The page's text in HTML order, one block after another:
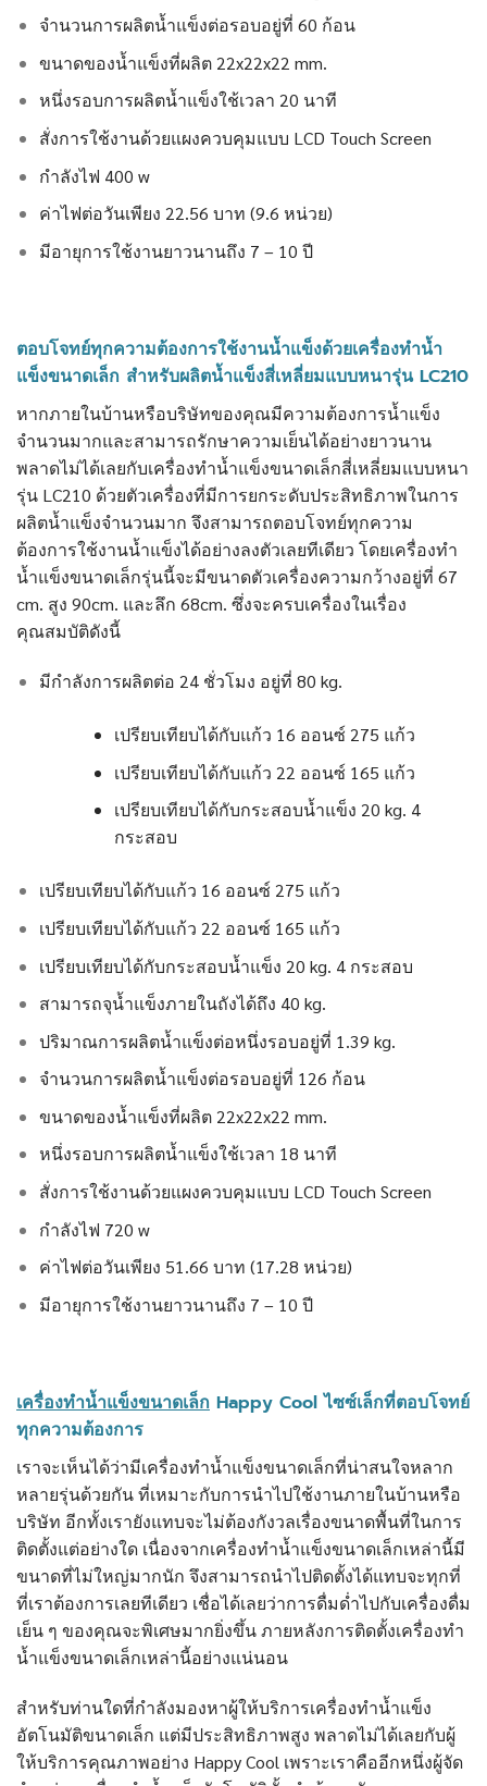
จำนวนการผลิตน้ำแข็งต่อรอบอยู่ที่ 60 ก้อน
ขนาดของน้ำแข็งที่ผลิต 22x22x22 mm.
หนึ่งรอบการผลิตน้ำแข็งใช้เวลา 20 นาที
สั่งการใช้งานด้วยแผงควบคุมแบบ LCD Touch Screen
กำลังไฟ 400 w
ค่าไฟต่อวันเพียง 22.56 บาท (9.6 หน่วย)
มีอายุการใช้งานยาวนานถึง 7 – 10 ปี
ตอบโจทย์ทุกความต้องการใช้งานน้ำแข็งด้วยเครื่องทำน้ำ
แข็งขนาดเล็ก สำหรับผลิตน้ำแข็งสี่เหลี่ยมแบบหนารุ่น LC210
หากภายในบ้านหรือบริษัทของคุณมีความต้องการน้ำแข็ง
จำนวนมากและสามารถรักษาความเย็นได้อย่างยาวนาน
พลาดไม่ได้เลยกับเครื่องทำน้ำแข็งขนาดเล็กสี่เหลี่ยมแบบหนา
รุ่น LC210 ด้วยตัวเครื่องที่มีการยกระดับประสิทธิภาพในการ
ผลิตน้ำแข็งจำนวนมาก จึงสามารถตอบโจทย์ทุกความ
ต้องการใช้งานน้ำแข็งได้อย่างลงตัวเลยทีเดียว โดยเครื่องทำ
น้ำแข็งขนาดเล็กรุ่นนี้จะมีขนาดตัวเครื่องความกว้างอยู่ที่ 67
cm. สูง 90cm. และลึก 68cm. ซึ่งจะครบเครื่องในเรื่อง
คุณสมบัติดังนี้
มีกำลังการผลิตต่อ 24 ชั่วโมง อยู่ที่ 80 kg.
เปรียบเทียบได้กับแก้ว 16 ออนซ์ 275 แก้ว
เปรียบเทียบได้กับแก้ว 22 ออนซ์ 165 แก้ว
เปรียบเทียบได้กับกระสอบน้ำแข็ง 20 kg. 4
กระสอบ
เปรียบเทียบได้กับแก้ว 16 ออนซ์ 275 แก้ว
เปรียบเทียบได้กับแก้ว 22 ออนซ์ 165 แก้ว
เปรียบเทียบได้กับกระสอบน้ำแข็ง 20 kg. 4 กระสอบ
สามารถจุน้ำแข็งภายในถังได้ถึง 40 kg.
ปริมาณการผลิตน้ำแข็งต่อหนึ่งรอบอยู่ที่ 1.39 kg.
จำนวนการผลิตน้ำแข็งต่อรอบอยู่ที่ 126 ก้อน
ขนาดของน้ำแข็งที่ผลิต 22x22x22 mm.
หนึ่งรอบการผลิตน้ำแข็งใช้เวลา 18 นาที
สั่งการใช้งานด้วยแผงควบคุมแบบ LCD Touch Screen
กำลังไฟ 720 w
ค่าไฟต่อวันเพียง 51.66 บาท (17.28 หน่วย)
มีอายุการใช้งานยาวนานถึง 7 – 10 ปี
เครื่องทำน้ำแข็งขนาดเล็ก Happy Cool ไซซ์เล็กที่ตอบโจทย์
ทุกความต้องการ
เราจะเห็นได้ว่ามีเครื่องทำน้ำแข็งขนาดเล็กที่น่าสนใจหลาก
หลายรุ่นด้วยกัน ที่เหมาะกับการนำไปใช้งานภายในบ้านหรือ
บริษัท อีกทั้งเรายังแทบจะไม่ต้องกังวลเรื่องขนาดพื้นที่ในการ
ติดตั้งแต่อย่างใด เนื่องจากเครื่องทำน้ำแข็งขนาดเล็กเหล่านี้มี
ขนาดที่ไม่ใหญ่มากนัก จึงสามารถนำไปติดตั้งได้แทบจะทุกที่
ที่เราต้องการเลยทีเดียว เชื่อได้เลยว่าการดื่มด่ำไปกับเครื่องดื่ม
เย็น ๆ ของคุณจะพิเศษมากยิ่งขึ้น ภายหลังการติดตั้งเครื่องทำ
น้ำแข็งขนาดเล็กเหล่านี้อย่างแน่นอน
สำหรับท่านใดที่กำลังมองหาผู้ให้บริการเครื่องทำน้ำแข็ง
อัตโนมัติขนาดเล็ก แต่มีประสิทธิภาพสูง พลาดไม่ได้เลยกับผู้
ให้บริการคุณภาพอย่าง Happy Cool เพราะเราคืออีกหนึ่งผู้จัด